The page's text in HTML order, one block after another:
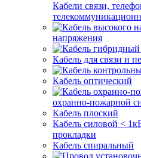
Кабели связи,
напряжения
Кабель для связи и
Кабель оптический
охранно-пожарной
Кабель плоский
Кабель силовой <
прокладки
Кабель спиральный